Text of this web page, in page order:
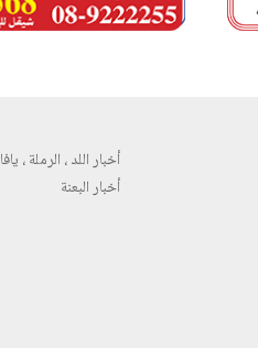
أخبار اللد ، الرملة ، يافا
أخبار البعنة